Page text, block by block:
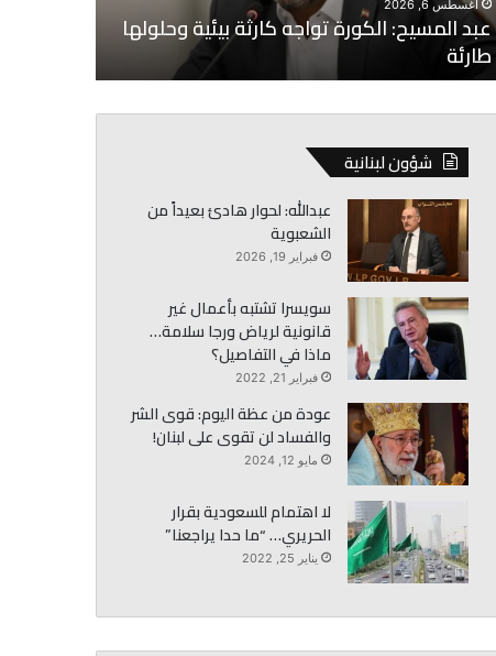
طارئةأغسطس 6, 2026
عبد المسيح: الكورة تواجه كارثة بيئية وحلولها
طارئة
شؤون لبنانية
عبدالله: لحوار هادئ بعيداً من
الشعبوية
فبراير 19, 2026
سويسرا تشتبه بأعمال غير
قانونية لرياض ورجا سلامة…
ماذا في التفاصيل؟
فبراير 21, 2022
عودة من عظة اليوم: قوى الشر
والفساد لن تقوى على لبنان!
مايو 12, 2024
لا اهتمام للسعودية بقرار
الحريري… “ما حدا يراجعنا”
يناير 25, 2022